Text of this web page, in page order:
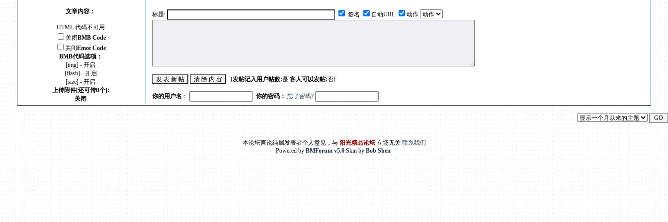
文章内容：
HTML 代码不可用
关闭BMB Code
关闭Emot Code
BMB代码选项：
[img] - 开启
[flash] - 开启
[size] - 开启
上传附件[还可传0个]:
关闭
标题: 签名 自动URL 动作
[发帖记入用户帖数:是 客人可以发帖:否]
你的用户名 ： 你的密码： 忘了密码?
本论坛言论纯属发表者个人意见，与 阳光精品论坛 立场无关 联系我们
Powered by BMForum v5.0 Skin byBob Shen